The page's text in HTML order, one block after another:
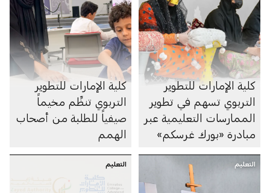
كلية الإمارات للتطوير
التربوي تسهم في تطوير
الممارسات التعليمية عبر
مبادرة «بورك غرسكم»
كلية الإمارات للتطوير
التربوي تنظِّم مخيماً
صيفياً للطلبة من أصحاب
الهمم
التعليم التعليم